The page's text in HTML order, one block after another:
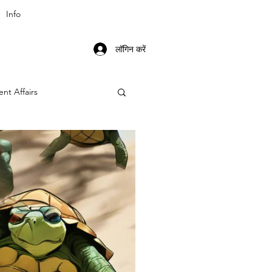
Info
लॉगिन करें
Affairs